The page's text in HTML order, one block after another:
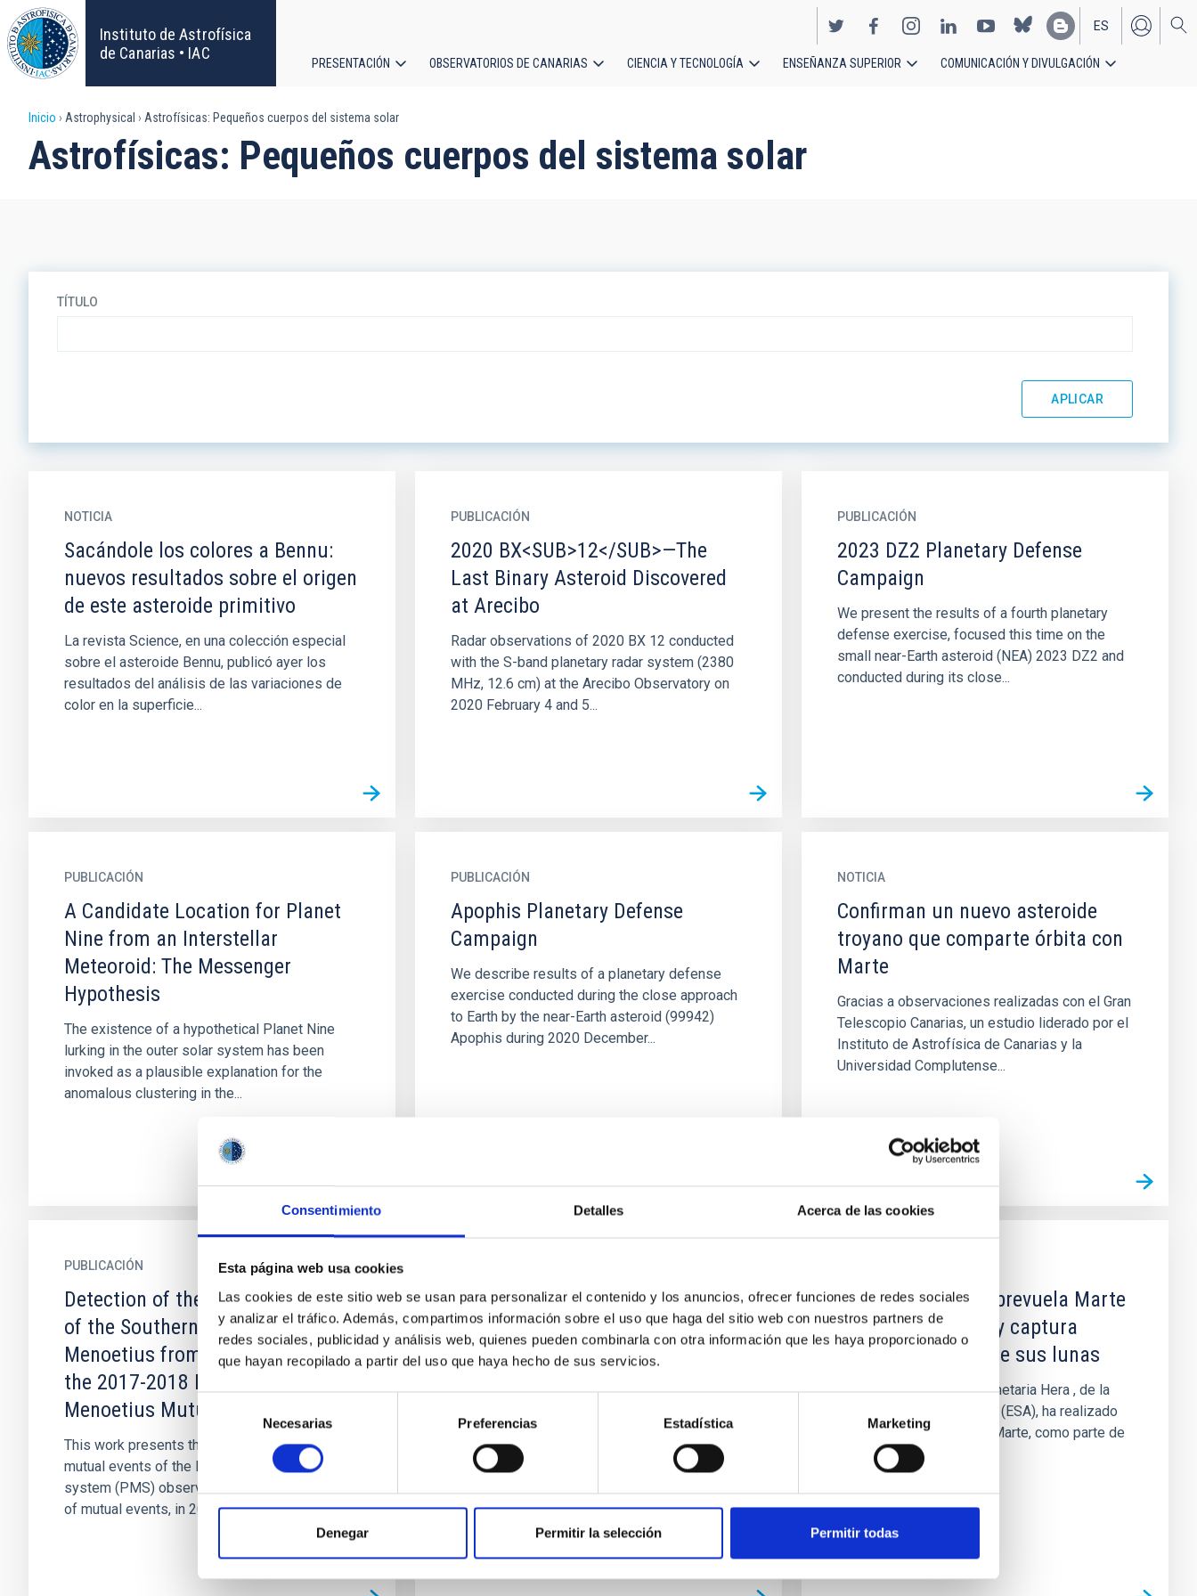
Consentimiento Detalles Acerca de las cookies
Esta página web usa cookies
Las cookies de este sitio web se usan para personalizar el contenido y los anuncios, ofrecer funciones de redes sociales
y analizar el tráfico. Además, compartimos información sobre el uso que haga del sitio web con nuestros partners de
redes sociales, publicidad y análisis web, quienes pueden combinarla con otra información que les haya proporcionado o
que hayan recopilado a partir del uso que haya hecho de sus servicios.
Selección
consentimiento
Necesarias Preferencias Estadística Marketing
Denegar Permitir la selección Permitir todas
Pasar
al
contenido
principal
Instituto de Astrofísica
de Canarias • IAC
EN
ES
principal
PRESENTACIÓN OBSERVATORIOS DE CANARIAS CIENCIA Y TECNOLOGÍA ENSEÑANZA SUPERIOR COMUNICACIÓN Y DIVULGACIÓN
Sobrescribir
enlaces
Inicio Astrophysical Astrofísicas: Pequeños cuerpos del sistema solar
Astrofísicas: Pequeños cuerpos del sistema solar
TÍTULO
NOTICIA
Sacándole los colores a Bennu:
nuevos resultados sobre el origen
de este asteroide primitivo
La revista Science, en una colección especial
sobre el asteroide Bennu, publicó ayer los
resultados del análisis de las variaciones de
color en la superficie...
PUBLICACIÓN
2020 BX<SUB>12</SUB>—The
Last Binary Asteroid Discovered
at Arecibo
Radar observations of 2020 BX 12 conducted
with the S-band planetary radar system (2380
MHz, 12.6 cm) at the Arecibo Observatory on
2020 February 4 and 5...
PUBLICACIÓN
2023 DZ2 Planetary Defense
Campaign
We present the results of a fourth planetary
defense exercise, focused this time on the
small near-Earth asteroid (NEA) 2023 DZ2 and
conducted during its close...
PUBLICACIÓN
A Candidate Location for Planet
Nine from an Interstellar
Meteoroid: The Messenger
Hypothesis
The existence of a hypothetical Planet Nine
lurking in the outer solar system has been
invoked as a plausible explanation for the
anomalous clustering in the...
PUBLICACIÓN
Apophis Planetary Defense
Campaign
We describe results of a planetary defense
exercise conducted during the close approach
to Earth by the near-Earth asteroid (99942)
Apophis during 2020 December...
NOTICIA
Confirman un nuevo asteroide
troyano que comparte órbita con
Marte
Gracias a observaciones realizadas con el Gran
Telescopio Canarias, un estudio liderado por el
Instituto de Astrofísica de Canarias y la
Universidad Complutense...
PUBLICACIÓN
Detection of the Irregular Shape
of the Southern Limb of
Menoetius from Observations of
the 2017-2018 Patroclus-
Menoetius Mutual Events
This work presents the analysis of seven
mutual events of the Patroclus-Menoetius
system (PMS) observed during the last season
of mutual events, in 2017-2018...
El IAC continúa el seguimiento
del asteroide 2024 YR4 para
afinar la probabilidad de impacto
El grupo de Sistema Solar del Instituto de
esfuerzo internacional para seguir de cerca el
La misión Hera sobrevuela Marte
rumbo a Didymos y captura
imágenes únicas de sus lunas
La misión de defensa planetaria Hera , de la
Agencia Espacial Europea (ESA), ha realizado
un sobrevuelo al planeta Marte, como parte de
su maniobra de...